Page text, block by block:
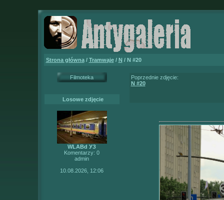
Strona główna/ Tramwaje/ N / N #20
Filmoteka
Losowe zdjęcie
WLABd УЗ
Komentarzy: 0
admin
10.08.2026, 12:06
Poprzednie zdjęcie:
N #20